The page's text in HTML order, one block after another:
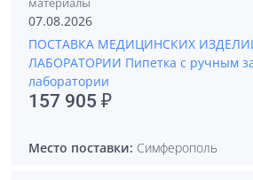
07.08.2026
ПОСТАВКА МЕДИЦИНСКИХ
ЛАБОРАТОРИИ Пипетка с ручным
лаборатории
157 905 ₽
Место поставки: Симферополь